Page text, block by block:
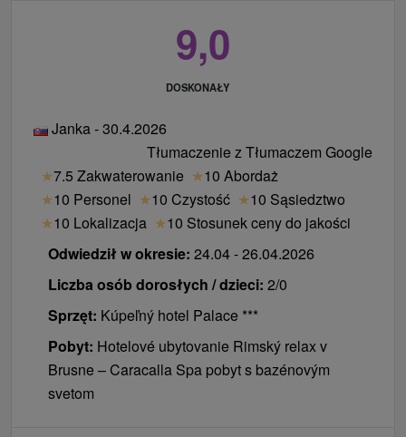
9,0
DOSKONAŁY
Janka - 30.4.2026
Tłumaczenie z Tłumaczem Google
★7.5 Zakwaterowanie ★10 Abordaż
★10 Personel ★10 Czystość ★10 Sąsiedztwo
★10 Lokalizacja ★10 Stosunek ceny do jakości
Odwiedził w okresie: 24.04 - 26.04.2026
Liczba osób dorosłych / dzieci: 2/0
Sprzęt: Kúpeľný hotel Palace ***
Pobyt: Hotelové ubytovanie Rimský relax v
Brusne – Caracalla Spa pobyt s bazénovým
svetom